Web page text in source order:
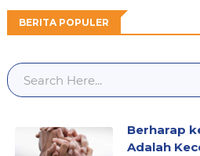
BERITA POPULER
Berharap
Adalah